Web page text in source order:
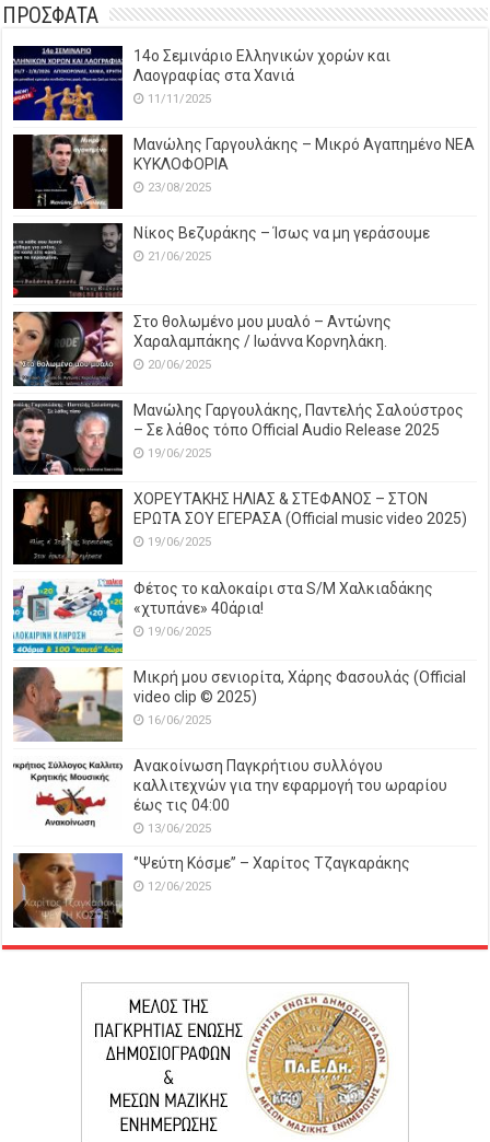
ΠΡΟΣΦΑΤΑ
14o Σεμινάριο Ελληνικών χορών και
Λαογραφίας στα Χανιά
11/11/2025
Μανώλης Γαργουλάκης – Μικρό Αγαπημένο NEΑ
ΚΥΚΛΟΦΟΡΙΑ
23/08/2025
Νίκος Βεζυράκης – Ίσως να μη γεράσουμε
21/06/2025
Στο θολωμένο μου μυαλό – Αντώνης
Χαραλαμπάκης / Ιωάννα Κορνηλάκη.
20/06/2025
Μανώλης Γαργουλάκης, Παντελής Σαλούστρος
– Σε λάθος τόπο Official Audio Release 2025
19/06/2025
ΧΟΡΕΥΤΑΚΗΣ ΗΛΙΑΣ & ΣΤΕΦΑΝΟΣ – ΣΤΟΝ
ΕΡΩΤΑ ΣΟΥ ΕΓΕΡΑΣΑ (Official music video 2025)
19/06/2025
Φέτος το καλοκαίρι στα S/M Χαλκιαδάκης
«χτυπάνε» 40άρια!
19/06/2025
Μικρή μου σενιορίτα, Χάρης Φασουλάς (Official
video clip © 2025)
16/06/2025
Ανακοίνωση Παγκρήτιου συλλόγου
καλλιτεχνών για την εφαρμογή του ωραρίου
έως τις 04:00
13/06/2025
‘’Ψεύτη Κόσμε’’ – Χαρίτος Τζαγκαράκης
12/06/2025